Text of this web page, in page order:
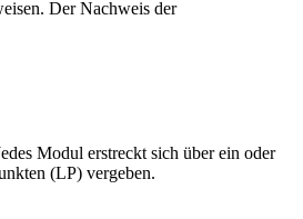
Der Nachweis der
Modul erstreckt sich über ein oder
(LP) vergeben.